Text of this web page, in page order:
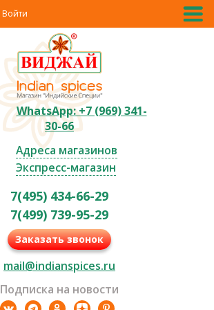
Войти
WhatsApp: +7 (969) 341-
30-66
Адреса магазинов
Экспресс-магазин
7(495) 434-66-29
7(499) 739-95-29
Заказать звонок
mail@indianspices.ru
Подписка на новости